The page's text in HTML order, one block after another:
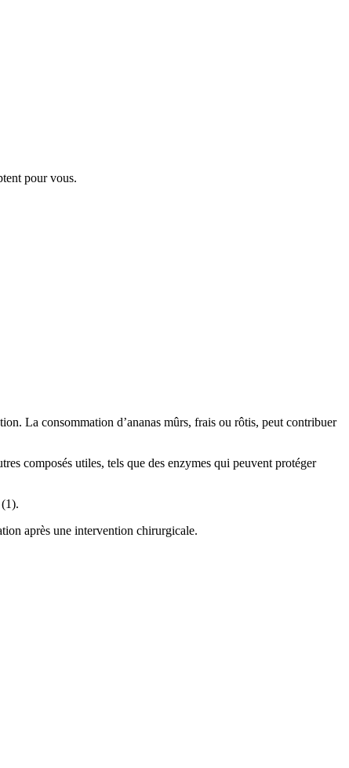
pour vous.
La consommation d’ananas mûrs, frais ou rôtis, peut contribuer
composés utiles, tels que des enzymes qui peuvent protéger
après une intervention chirurgicale.